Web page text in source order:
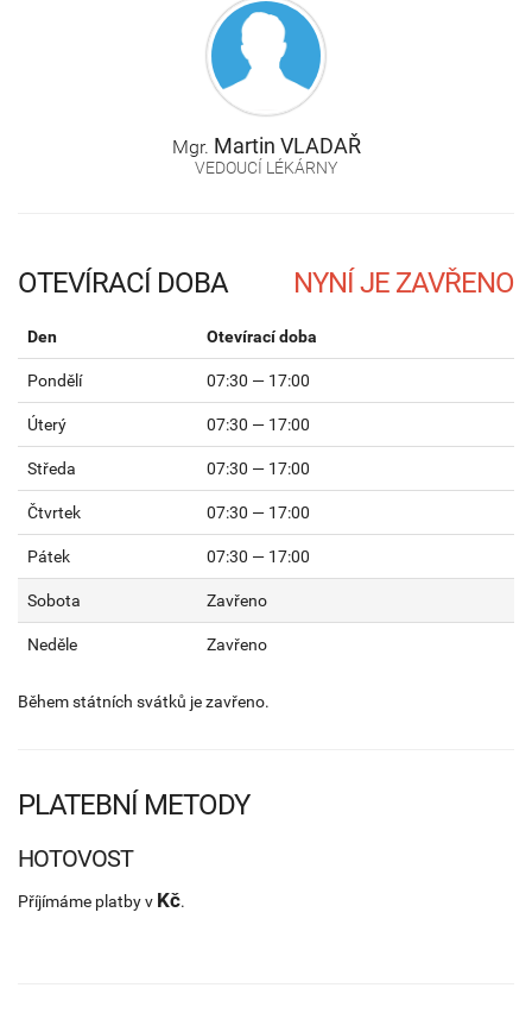
Mgr. Martin VLADAŘ
VEDOUCÍ LÉKÁRNY
OTEVÍRACÍ DOBA
Den Otevírací doba
Pondělí 07:30 — 17:00
Úterý 07:30 — 17:00
Středa 07:30 — 17:00
Čtvrtek 07:30 — 17:00
Pátek 07:30 — 17:00
Sobota Zavřeno
Neděle Zavřeno
Během státních svátků je zavřeno.
PLATEBNÍ METODY
HOTOVOST
Příjímáme platby v Kč.